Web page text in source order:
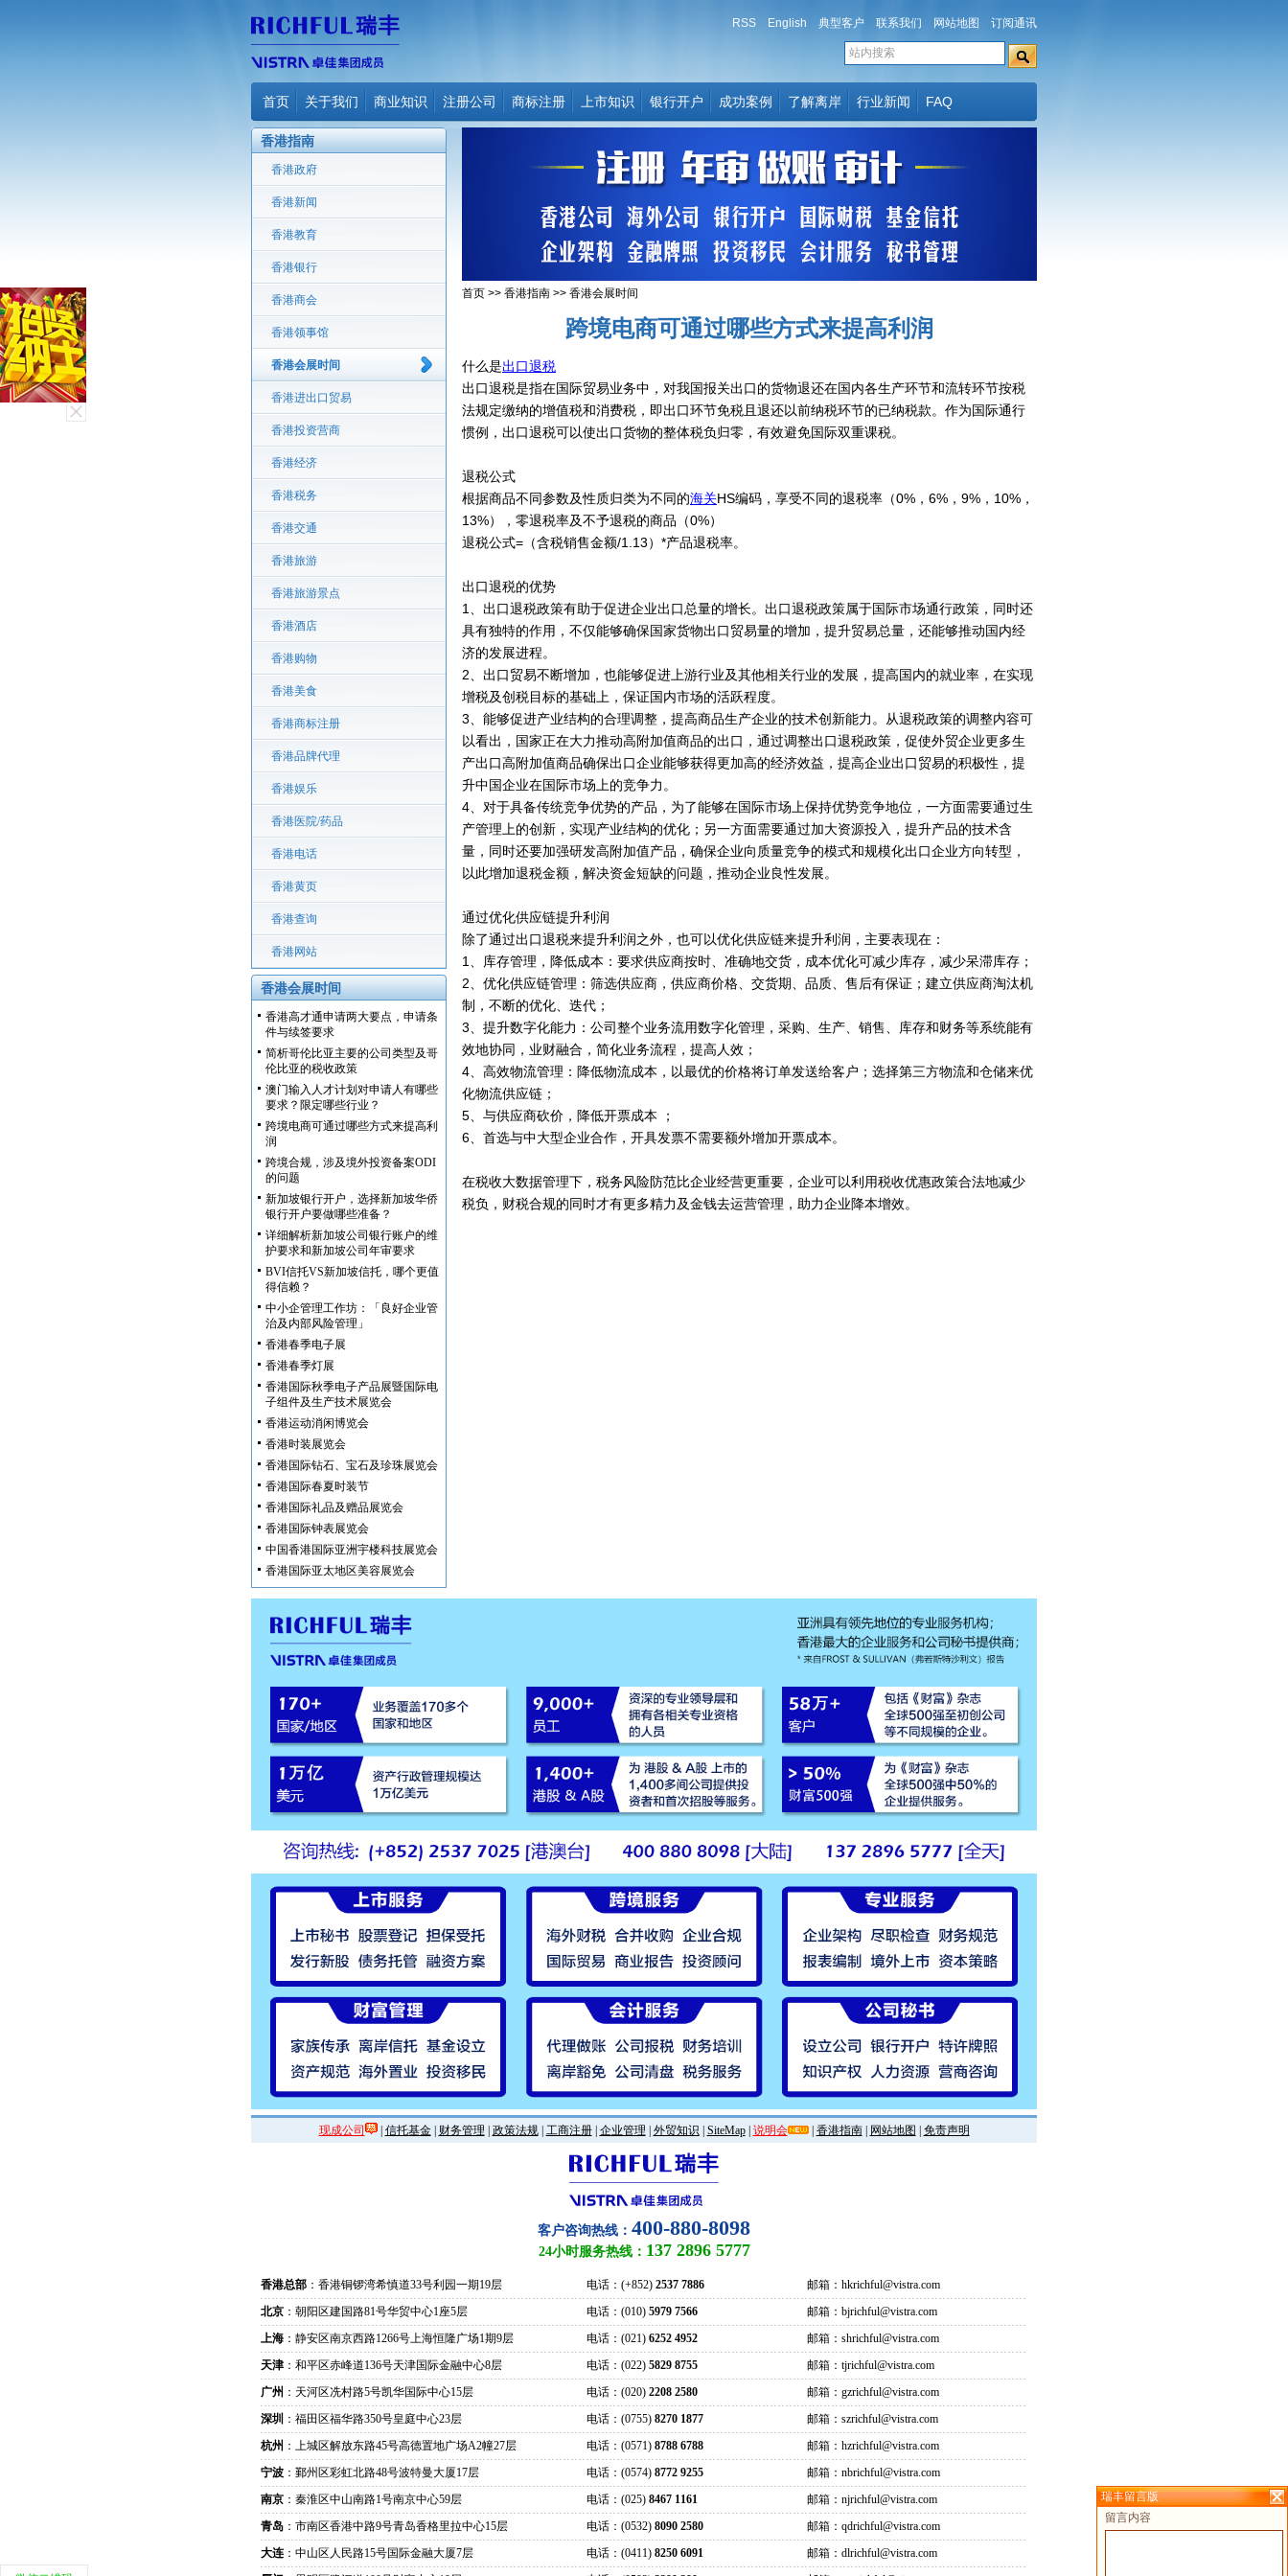
RSS English 典型客户 联系我们 网站地图 订阅通讯
首页 关于我们 商业知识 注册公司 商标注册 上市知识 银行开户 成功案例 了解离岸 行业新闻 FAQ
香港指南
香港政府
香港新闻
香港教育
香港银行
香港商会
香港领事馆
香港会展时间
香港进出口贸易
香港投资营商
香港经济
香港税务
香港交通
香港旅游
香港旅游景点
香港酒店
香港购物
香港美食
香港商标注册
香港品牌代理
香港娱乐
香港医院/药品
香港电话
香港黄页
香港查询
香港网站
香港会展时间
香港高才通申请两大要点，申请条
件与续签要求
简析哥伦比亚主要的公司类型及哥
伦比亚的税收政策
澳门输入人才计划对申请人有哪些
要求？限定哪些行业？
跨境电商可通过哪些方式来提高利
润
跨境合规，涉及境外投资备案ODI
的问题
新加坡银行开户，选择新加坡华侨
银行开户要做哪些准备？
详细解析新加坡公司银行账户的维
护要求和新加坡公司年审要求
BVI信托VS新加坡信托，哪个更值
得信赖？
中小企管理工作坊：「良好企业管
治及内部风险管理」
香港春季电子展
香港春季灯展
香港国际秋季电子产品展暨国际电
子组件及生产技术展览会
香港运动消闲博览会
香港时装展览会
香港国际钻石、宝石及珍珠展览会
香港国际春夏时装节
香港国际礼品及赠品展览会
香港国际钟表展览会
中国香港国际亚洲宇楼科技展览会
香港国际亚太地区美容展览会
首页 >> 香港指南 >> 香港会展时间
跨境电商可通过哪些方式来提高利润
什么是出口退税
出口退税是指在国际贸易业务中，对我国报关出口的货物退还在国内各生产环节和流转环节按税
法规定缴纳的增值税和消费税，即出口环节免税且退还以前纳税环节的已纳税款。作为国际通行
惯例，出口退税可以使出口货物的整体税负归零，有效避免国际双重课税。
退税公式
根据商品不同参数及性质归类为不同的海关HS编码，享受不同的退税率（0%，6%，9%，10%，
13%），零退税率及不予退税的商品（0%）
退税公式=（含税销售金额/1.13）*产品退税率。
出口退税的优势
1、出口退税政策有助于促进企业出口总量的增长。出口退税政策属于国际市场通行政策，同时还
具有独特的作用，不仅能够确保国家货物出口贸易量的增加，提升贸易总量，还能够推动国内经
济的发展进程。
2、出口贸易不断增加，也能够促进上游行业及其他相关行业的发展，提高国内的就业率，在实现
增税及创税目标的基础上，保证国内市场的活跃程度。
3、能够促进产业结构的合理调整，提高商品生产企业的技术创新能力。从退税政策的调整内容可
以看出，国家正在大力推动高附加值商品的出口，通过调整出口退税政策，促使外贸企业更多生
产出口高附加值商品确保出口企业能够获得更加高的经济效益，提高企业出口贸易的积极性，提
升中国企业在国际市场上的竞争力。
4、对于具备传统竞争优势的产品，为了能够在国际市场上保持优势竞争地位，一方面需要通过生
产管理上的创新，实现产业结构的优化；另一方面需要通过加大资源投入，提升产品的技术含
量，同时还要加强研发高附加值产品，确保企业向质量竞争的模式和规模化出口企业方向转型，
以此增加退税金额，解决资金短缺的问题，推动企业良性发展。
通过优化供应链提升利润
除了通过出口退税来提升利润之外，也可以优化供应链来提升利润，主要表现在：
1、库存管理，降低成本：要求供应商按时、准确地交货，成本优化可减少库存，减少呆滞库存；
2、优化供应链管理：筛选供应商，供应商价格、交货期、品质、售后有保证；建立供应商淘汰机
制，不断的优化、迭代；
3、提升数字化能力：公司整个业务流用数字化管理，采购、生产、销售、库存和财务等系统能有
效地协同，业财融合，简化业务流程，提高人效；
4、高效物流管理：降低物流成本，以最优的价格将订单发送给客户；选择第三方物流和仓储来优
化物流供应链；
5、与供应商砍价，降低开票成本 ；
6、首选与中大型企业合作，开具发票不需要额外增加开票成本。
在税收大数据管理下，税务风险防范比企业经营更重要，企业可以利用税收优惠政策合法地减少
税负，财税合规的同时才有更多精力及金钱去运营管理，助力企业降本增效。
现成公司 | 信托基金| 财务管理 政策法规| 工商注册| 企业管理 外贸知识 SiteMap| 说明会 | 香港指南| 网站地图 免责声明
客户咨询热线： 400-880-8098
24小时服务热线： 137 2896 5777
香港总部 ：香港铜锣湾希慎道33号利园一期19层 电话：(+852) 2537 7886
邮箱：hkrichful@vistra.com
北京 ：朝阳区建国路81号华贸中心1座5层 电话：(010) 5979 7566
邮箱：bjrichful@vistra.com
上海 ：静安区南京西路1266号上海恒隆广场1期9层 电话：(021) 6252 4952
邮箱：shrichful@vistra.com
天津 ：和平区赤峰道136号天津国际金融中心8层 电话：(022) 5829 8755
邮箱：tjrichful@vistra.com
广州 ：天河区冼村路5号凯华国际中心15层 电话：(020) 2208 2580
邮箱：gzrichful@vistra.com
深圳 ：福田区福华路350号皇庭中心23层 电话：(0755) 8270 1877
邮箱：szrichful@vistra.com
杭州 ：上城区解放东路45号高德置地广场A2幢27层 电话：(0571) 8788 6788
邮箱：hzrichful@vistra.com
宁波 ：鄞州区彩虹北路48号波特曼大厦17层 电话：(0574) 8772 9255
邮箱：nbrichful@vistra.com
南京 ：秦淮区中山南路1号南京中心59层 电话：(025) 8467 1161
邮箱：njrichful@vistra.com
青岛 ：市南区香港中路9号青岛香格里拉中心15层 电话：(0532) 8090 2580
邮箱：qdrichful@vistra.com
大连 ：中山区人民路15号国际金融大厦7层 电话：(0411) 8250 6091
邮箱：dlrichful@vistra.com
瑞丰留言版
留言内容